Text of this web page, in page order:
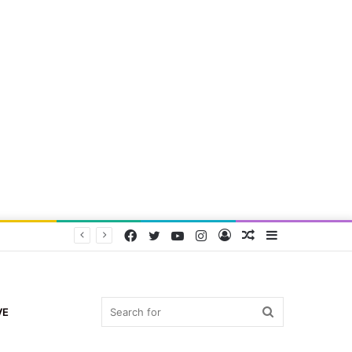
Random
Log
Instagram
YouTube
Twitter
Facebook